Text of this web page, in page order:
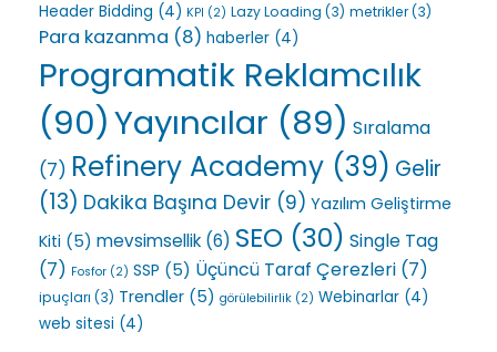
Header Bidding (4) KPI (2) Lazy Loading (3) metrikler(3)
Para kazanma (8) haberler (4)
Programatik Reklamcılık
(90)Yayıncılar (89) Sıralama
(7) Refinery Academy (39) Gelir
(13) Dakika Başına Devir (9) Yazılım Geliştirme
Kiti (5) mevsimsellik (6) SEO (30) Single Tag
(7) Fosfor (2) SSP (5) Üçüncü Taraf Çerezleri (7)
ipuçları (3) Trendler (5) görülebilirlik (2) Webinarlar (4)
web sitesi (4)